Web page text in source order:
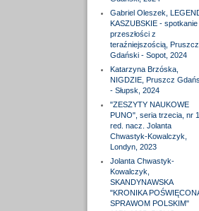
Gabriel Oleszek,
KASZUBSKIE - spotkanie
przeszłości z
teraźniejszością, Pruszcz
Gdański - Sopot, 2024
Katarzyna Brzóska,
NIGDZIE, Pruszcz
- Słupsk, 2024
"ZESZYTY NAUKOWE
PUNO", seria trzecia, nr
red. nacz. Jolanta
Chwastyk-Kowalczyk,
Londyn, 2023
Jolanta Chwastyk-
Kowalczyk,
SKANDYNAWSKA
"KRONIKA
SPRAWOM POLSKIM"